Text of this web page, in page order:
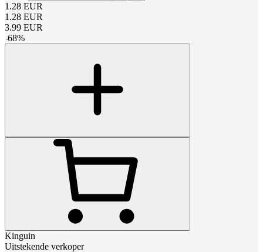
1.28 EUR
1.28 EUR
3.99 EUR
-68%
Kinguin
Uitstekende verkoper